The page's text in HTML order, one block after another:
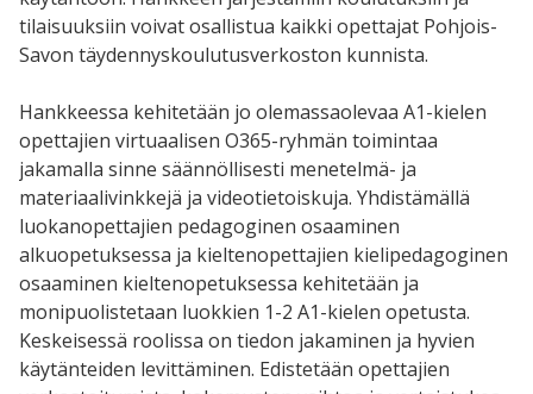
tilaisuuksiin voivat osallistua kaikki opettajat Pohjois-
Savon täydennyskoulutusverkoston kunnista.
Hankkeessa kehitetään jo olemassaolevaa A1-kielen
opettajien virtuaalisen O365-ryhmän toimintaa
jakamalla sinne säännöllisesti menetelmä- ja
materiaalivinkkejä ja videotietoiskuja. Yhdistämällä
luokanopettajien pedagoginen osaaminen
alkuopetuksessa ja kieltenopettajien kielipedagoginen
osaaminen kieltenopetuksessa kehitetään ja
monipuolistetaan luokkien 1-2 A1-kielen opetusta.
Keskeisessä roolissa on tiedon jakaminen ja hyvien
käytänteiden levittäminen. Edistetään opettajien